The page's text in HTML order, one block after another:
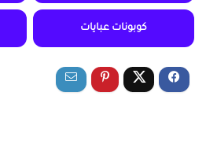
كوبونات عبايات